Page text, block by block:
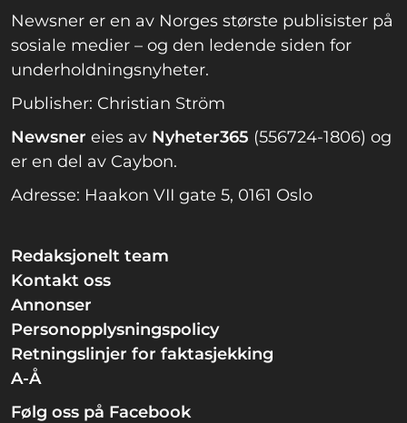
Newsner er en av Norges største publisister på
sosiale medier – og den ledende siden for
underholdningsnyheter.
Publisher: Christian Ström
Newsner eies av Nyheter365 (556724-1806) og
er en del av Caybon.
Adresse: Haakon VII gate 5, 0161 Oslo
Redaksjonelt team
Kontakt oss
Annonser
Personopplysningspolicy
Retningslinjer for faktasjekking
A-Å
Følg oss på Facebook